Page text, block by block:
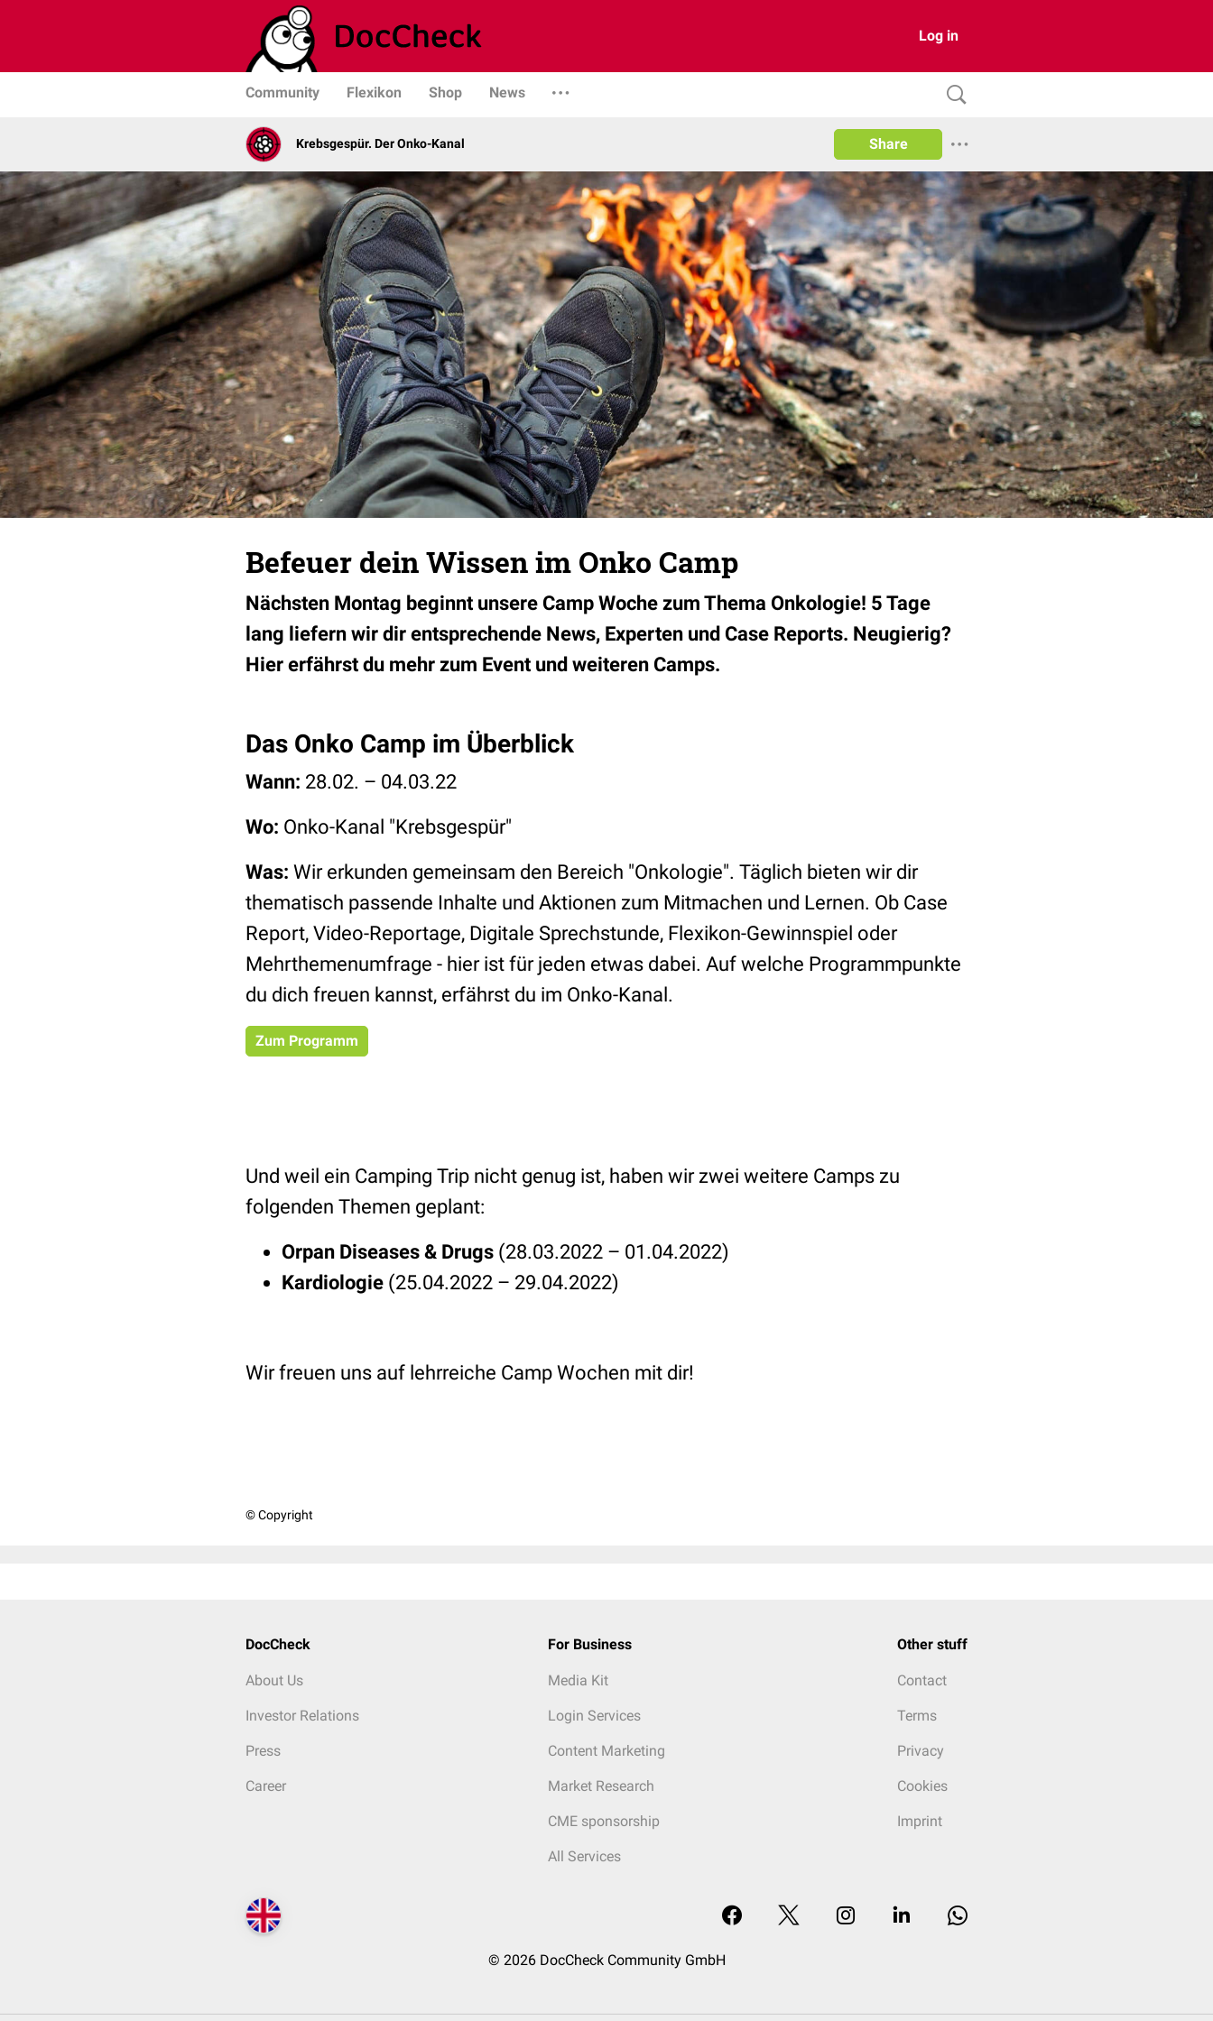
Log in
Community Flexikon Shop News
Krebsgespür. Der Onko-Kanal Share
Befeuer dein Wissen im Onko Camp
Nächsten Montag beginnt unsere Camp Woche zum Thema Onkologie! 5 Tage
lang liefern wir dir entsprechende News, Experten und Case Reports. Neugierig?
Hier erfährst du mehr zum Event und weiteren Camps.
Das Onko Camp im Überblick
Wann: 28.02. – 04.03.22
Wo: Onko-Kanal "Krebsgespür"
Was: Wir erkunden gemeinsam den Bereich "Onkologie". Täglich bieten wir dir
thematisch passende Inhalte und Aktionen zum Mitmachen und Lernen. Ob Case
Report, Video-Reportage, Digitale Sprechstunde, Flexikon-Gewinnspiel oder
Mehrthemenumfrage - hier ist für jeden etwas dabei. Auf welche Programmpunkte
du dich freuen kannst, erfährst du im Onko-Kanal.
Zum Programm
Und weil ein Camping Trip nicht genug ist, haben wir zwei weitere Camps zu
folgenden Themen geplant:
Orpan Diseases & Drugs (28.03.2022 – 01.04.2022)
Kardiologie (25.04.2022 – 29.04.2022)
Wir freuen uns auf lehrreiche Camp Wochen mit dir!
© Copyright
DocCheck
About Us
Investor Relations
Press
Career
For Business
Media Kit
Login Services
Content Marketing
Market Research
CME sponsorship
All Services
Other stuff
Contact
Terms
Privacy
Cookies
Imprint
© 2026 DocCheck Community GmbH